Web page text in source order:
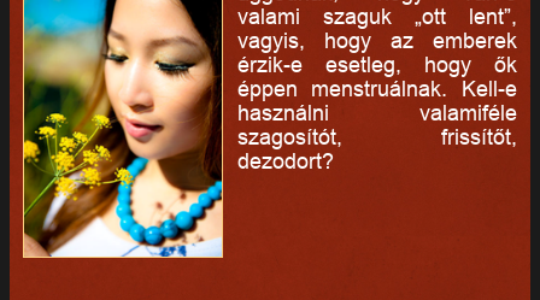
valami szaguk „ott lent”,
vagyis, hogy az emberek
érzik-e esetleg, hogy ők
éppen menstruálnak. Kell-e
használni valamiféle
szagosítót, frissítőt,
dezodort?